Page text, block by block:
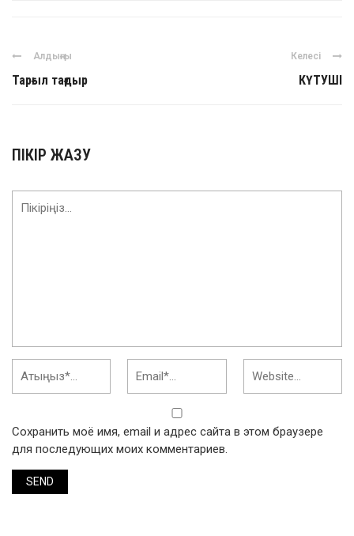
Алдыңғы
Тарғыл тағдыр
Келесі
КҮТУШІ
ПІКІР ЖАЗУ
Сохранить моё имя, email и адрес сайта в этом браузере
для последующих моих комментариев.